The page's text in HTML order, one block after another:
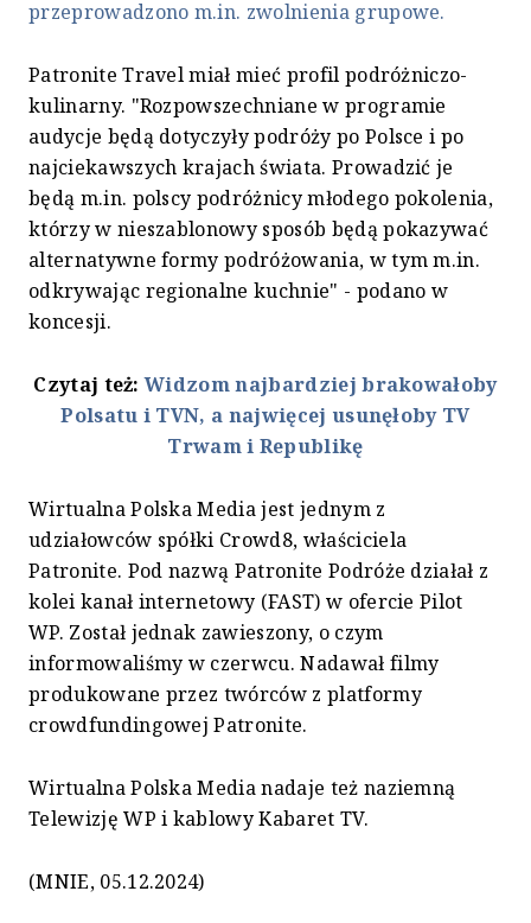
przeprowadzono m.in. zwolnienia grupowe.
Patronite Travel miał mieć profil podróżniczo-
kulinarny. "Rozpowszechniane w programie
audycje będą dotyczyły podróży po Polsce i po
najciekawszych krajach świata. Prowadzić je
będą m.in. polscy podróżnicy młodego pokolenia,
którzy w nieszablonowy sposób będą pokazywać
alternatywne formy podróżowania, w tym m.in.
odkrywając regionalne kuchnie" - podano w
koncesji.
Czytaj też:Widzom najbardziej brakowałoby
Polsatu i TVN, a najwięcej usunęłoby TV
Trwam i Republikę
Wirtualna Polska Media jest jednym z
udziałowców spółki Crowd8, właściciela
Patronite. Pod nazwą Patronite Podróże działał z
kolei kanał internetowy (FAST) w ofercie Pilot
WP. Został jednak zawieszony, o czym
informowaliśmy w czerwcu. Nadawał filmy
produkowane przez twórców z platformy
crowdfundingowej Patronite.
Wirtualna Polska Media nadaje też naziemną
Telewizję WP i kablowy Kabaret TV.
(MNIE, 05.12.2024)